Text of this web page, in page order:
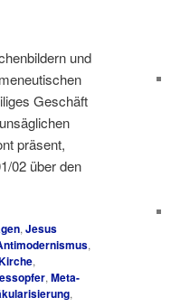
und
Geschäft
präsent,
02 über den
, Jesus
,
,
, Meta-
,